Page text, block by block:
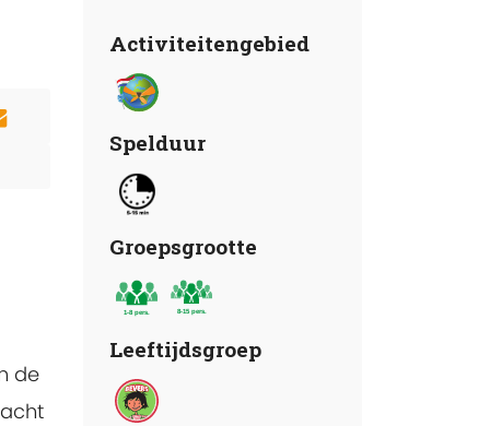
de
Activiteitengebied
Spelduur
Groepsgrootte
Leeftijdsgroep